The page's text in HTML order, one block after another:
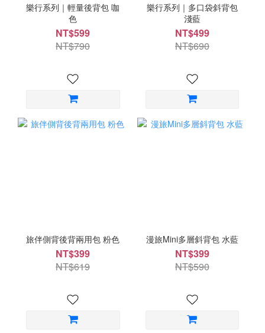
樂行系列｜輕量後背包 咖
色
NT$599
NT$790
樂行系列｜多口袋斜背包
淺藍
NT$499
NT$690
旅伴側背後背兩用包 粉色
NT$399
NT$619
漫旅Mini多層斜背包 水藍
NT$399
NT$590